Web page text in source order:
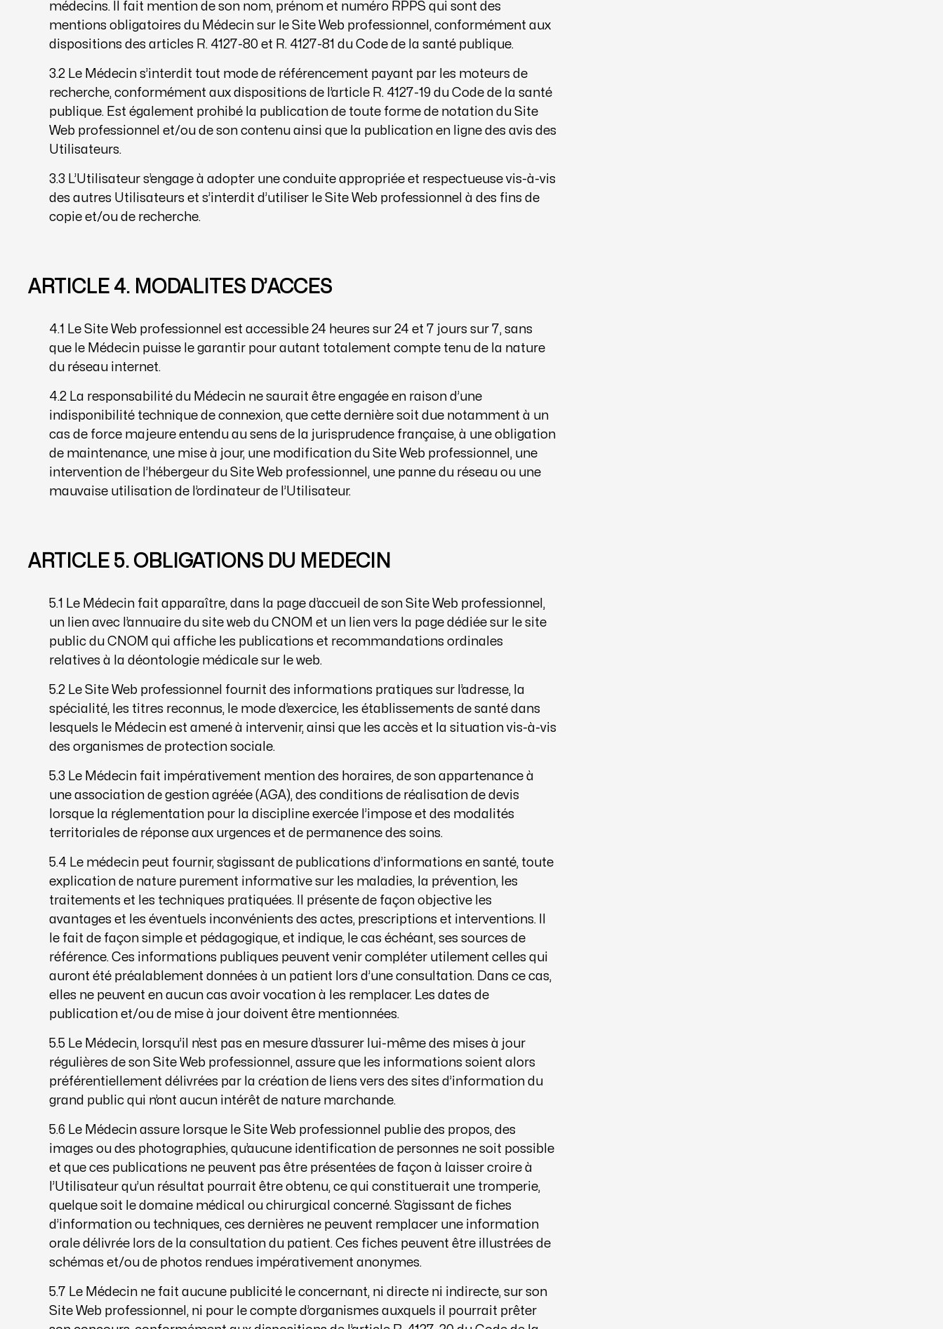
médecins. Il fait mention de son nom, prénom et numéro RPPS qui sont des
mentions obligatoires du Médecin sur le Site Web professionnel, conformément aux
dispositions des articles R. 4127-80 et R. 4127-81 du Code de la santé publique.
3.2 Le Médecin s’interdit tout mode de référencement payant par les moteurs de
recherche, conformément aux dispositions de l’article R. 4127-19 du Code de la santé
publique. Est également prohibé la publication de toute forme de notation du Site
Web professionnel et/ou de son contenu ainsi que la publication en ligne des avis des
Utilisateurs.
3.3 L’Utilisateur s’engage à adopter une conduite appropriée et respectueuse vis-à-vis
des autres Utilisateurs et s’interdit d’utiliser le Site Web professionnel à des fins de
copie et/ou de recherche.
ARTICLE 4. MODALITES D’ACCES
4.1 Le Site Web professionnel est accessible 24 heures sur 24 et 7 jours sur 7, sans
que le Médecin puisse le garantir pour autant totalement compte tenu de la nature
du réseau internet.
4.2 La responsabilité du Médecin ne saurait être engagée en raison d’une
indisponibilité technique de connexion, que cette dernière soit due notamment à un
cas de force majeure entendu au sens de la jurisprudence française, à une obligation
de maintenance, une mise à jour, une modification du Site Web professionnel, une
intervention de l’hébergeur du Site Web professionnel, une panne du réseau ou une
mauvaise utilisation de l’ordinateur de l’Utilisateur.
ARTICLE 5. OBLIGATIONS DU MEDECIN
5.1 Le Médecin fait apparaître, dans la page d’accueil de son Site Web professionnel,
un lien avec l’annuaire du site web du CNOM et un lien vers la page dédiée sur le site
public du CNOM qui affiche les publications et recommandations ordinales
relatives à la déontologie médicale sur le web.
5.2 Le Site Web professionnel fournit des informations pratiques sur l’adresse, la
spécialité, les titres reconnus, le mode d’exercice, les établissements de santé dans
lesquels le Médecin est amené à intervenir, ainsi que les accès et la situation vis-à-vis
des organismes de protection sociale.
5.3 Le Médecin fait impérativement mention des horaires, de son appartenance à
une association de gestion agréée (AGA), des conditions de réalisation de devis
lorsque la réglementation pour la discipline exercée l’impose et des modalités
territoriales de réponse aux urgences et de permanence des soins.
5.4 Le médecin peut fournir, s’agissant de publications d’informations en santé, toute
explication de nature purement informative sur les maladies, la prévention, les
traitements et les techniques pratiquées. Il présente de façon objective les
avantages et les éventuels inconvénients des actes, prescriptions et interventions. Il
le fait de façon simple et pédagogique, et indique, le cas échéant, ses sources de
référence. Ces informations publiques peuvent venir compléter utilement celles qui
auront été préalablement données à un patient lors d’une consultation. Dans ce cas,
elles ne peuvent en aucun cas avoir vocation à les remplacer. Les dates de
publication et/ou de mise à jour doivent être mentionnées.
5.5 Le Médecin, lorsqu’il n’est pas en mesure d’assurer lui-même des mises à jour
régulières de son Site Web professionnel, assure que les informations soient alors
préférentiellement délivrées par la création de liens vers des sites d’information du
grand public qui n’ont aucun intérêt de nature marchande.
5.6 Le Médecin assure lorsque le Site Web professionnel publie des propos, des
images ou des photographies, qu’aucune identification de personnes ne soit possible
et que ces publications ne peuvent pas être présentées de façon à laisser croire à
l’Utilisateur qu’un résultat pourrait être obtenu, ce qui constituerait une tromperie,
quelque soit le domaine médical ou chirurgical concerné. S’agissant de fiches
d’information ou techniques, ces dernières ne peuvent remplacer une information
orale délivrée lors de la consultation du patient. Ces fiches peuvent être illustrées de
schémas et/ou de photos rendues impérativement anonymes.
5.7 Le Médecin ne fait aucune publicité le concernant, ni directe ni indirecte, sur son
Site Web professionnel, ni pour le compte d’organismes auxquels il pourrait prêter